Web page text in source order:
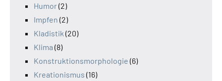
Humor(2)
Impfen (2)
Kladistik (20)
Klima (8)
Konstruktionsmorphologie (6)
Kreationismus (16)